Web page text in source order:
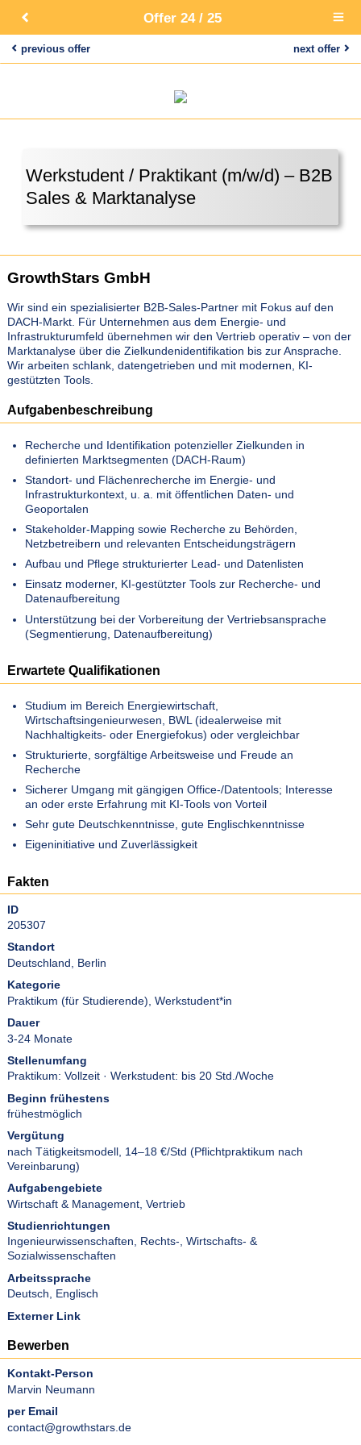
Offer 24 / 25
Open
menu
previous offer next offer
Werkstudent / Praktikant (m/w/d) – B2B
Sales & Marktanalyse
GrowthStars GmbH
Wir sind ein spezialisierter B2B-Sales-Partner mit Fokus auf den
DACH-Markt. Für Unternehmen aus dem Energie- und
Infrastrukturumfeld übernehmen wir den Vertrieb operativ – von der
Marktanalyse über die Zielkundenidentifikation bis zur Ansprache.
Wir arbeiten schlank, datengetrieben und mit modernen, KI-
gestützten Tools.
Aufgabenbeschreibung
Recherche und Identifikation potenzieller Zielkunden in
definierten Marktsegmenten (DACH-Raum)
Standort- und Flächenrecherche im Energie- und
Infrastrukturkontext, u. a. mit öffentlichen Daten- und
Geoportalen
Stakeholder-Mapping sowie Recherche zu Behörden,
Netzbetreibern und relevanten Entscheidungsträgern
Aufbau und Pflege strukturierter Lead- und Datenlisten
Einsatz moderner, KI-gestützter Tools zur Recherche- und
Datenaufbereitung
Unterstützung bei der Vorbereitung der Vertriebsansprache
(Segmentierung, Datenaufbereitung)
Erwartete Qualifikationen
Studium im Bereich Energiewirtschaft,
Wirtschaftsingenieurwesen, BWL (idealerweise mit
Nachhaltigkeits- oder Energiefokus) oder vergleichbar
Strukturierte, sorgfältige Arbeitsweise und Freude an
Recherche
Sicherer Umgang mit gängigen Office-/Datentools; Interesse
an oder erste Erfahrung mit KI-Tools von Vorteil
Sehr gute Deutschkenntnisse, gute Englischkenntnisse
Eigeninitiative und Zuverlässigkeit
Fakten
ID
205307
Standort
Deutschland, Berlin
Kategorie
Praktikum (für Studierende) Werkstudent*in
Dauer
3-24 Monate
Stellenumfang
Praktikum: Vollzeit · Werkstudent: bis 20 Std./Woche
Beginn frühestens
frühestmöglich
Vergütung
nach Tätigkeitsmodell, 14–18 €/Std (Pflichtpraktikum nach
Vereinbarung)
Aufgabengebiete
Wirtschaft & Management Vertrieb
Studienrichtungen
Ingenieurwissenschaften, Rechts-, Wirtschafts- &
Sozialwissenschaften
Arbeitssprache
Deutsch, Englisch
Externer Link
Bewerben
Kontakt-Person
Marvin Neumann
per Email
contact@growthstars.de